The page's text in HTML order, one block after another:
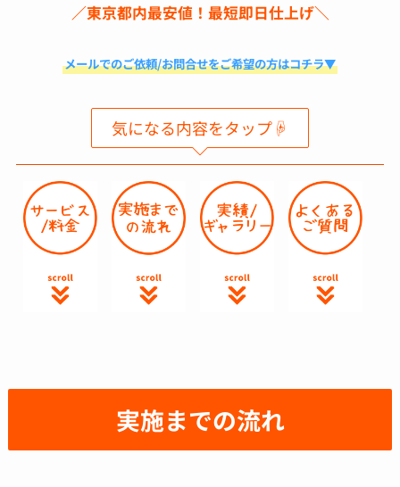
／東京都内最安値！最短即日仕上げ＼
メールでのご依頼/お問合せをご希望の方はコチラ▼
気になる内容をタップ☟
実施までの流れ